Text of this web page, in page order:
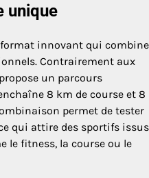
unique
format innovant qui combine
Contrairement aux
un parcours
8 km de course et 8
permet de tester
qui attire des sportifs issus
le fitness, la course ou le